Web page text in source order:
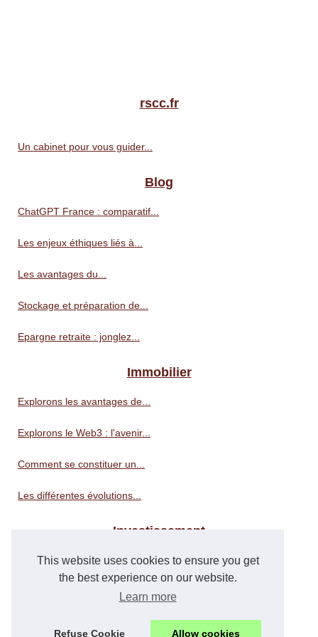
This website uses cookies to ensure you get
the best experience on our website.
Learn more
Refuse Cookie Allow cookies
rscc.fr
Un cabinet pour vous guider...
Blog
ChatGPT France : comparatif...
Les enjeux éthiques liés à...
Les avantages du...
Stockage et préparation de...
Epargne retraite : jonglez...
Immobilier
Explorons les avantages de...
Explorons le Web3 : l'avenir...
Comment se constituer un...
Les différentes évolutions...
Investissement
Actualité crypto en direct...
Transmettez votre patrimoine...